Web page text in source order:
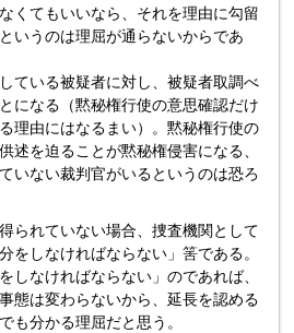
くてもいいなら、それを理由に勾留
いうのは理屈が通らないからであ
ている被疑者に対し、被疑者取調べ
になる（黙秘権行使の意思確認だけ
理由にはなるまい）。黙秘権行使の
述を迫ることが黙秘権侵害になる、
いない裁判官がいるというのは恐ろ
られていない場合、捜査機関として
をしなければならない」筈である。
しなければならない」のであれば、
態は変わらないから、延長を認める
も分かる理屈だと思う。